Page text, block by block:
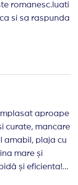
romanesc.luati
si sa raspunda
aproape
curate, mancare
amabil, plaja cu
mare și